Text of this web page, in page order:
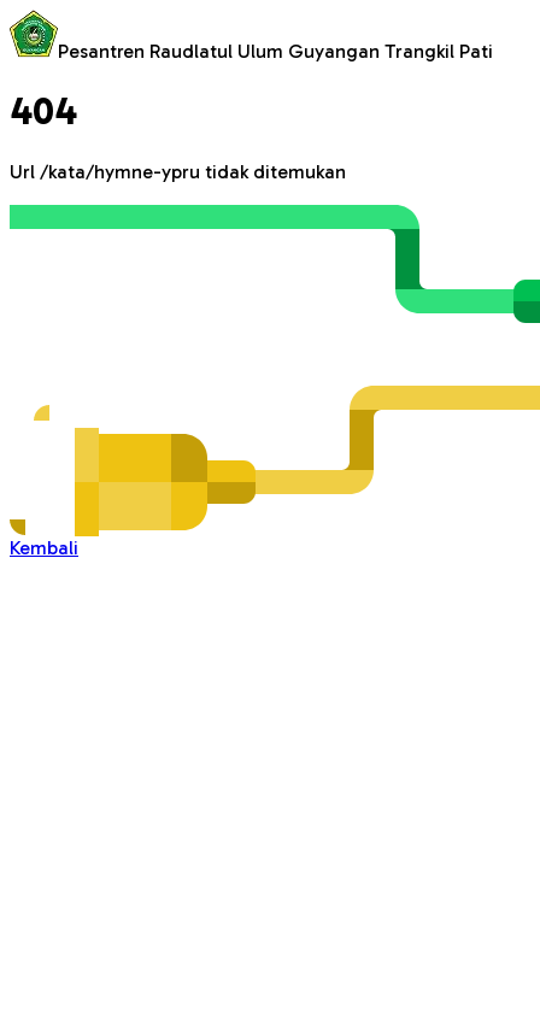
Pesantren Raudlatul Ulum Guyangan Trangkil Pati
404
Url /kata/hymne-ypru tidak ditemukan
Kembali